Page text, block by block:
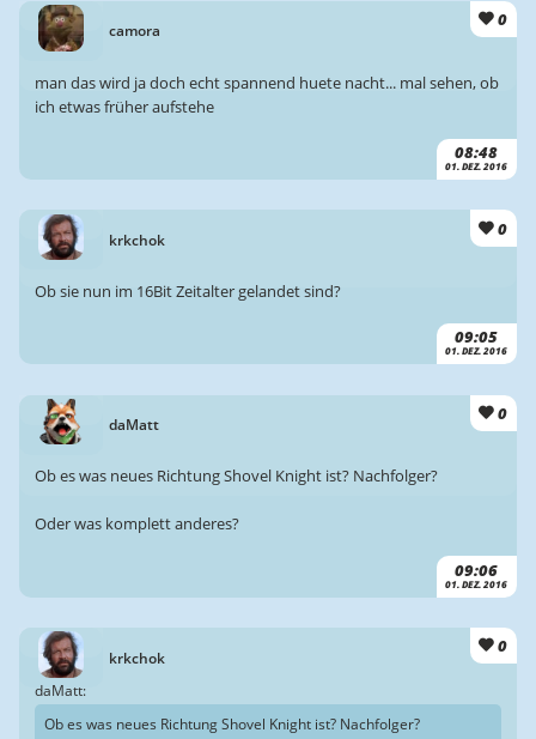
camora
0
08:48
01. DEZ. 2016
man das wird ja doch echt spannend huete nacht... mal sehen, ob
ich etwas früher aufstehe
krkchok
0
09:05
01. DEZ. 2016
Ob sie nun im 16Bit Zeitalter gelandet sind?
daMatt
0
09:06
01. DEZ. 2016
Ob es was neues Richtung Shovel Knight ist? Nachfolger?
Oder was komplett anderes?
krkchok
0
daMatt:
Ob es was neues Richtung Shovel Knight ist? Nachfolger?